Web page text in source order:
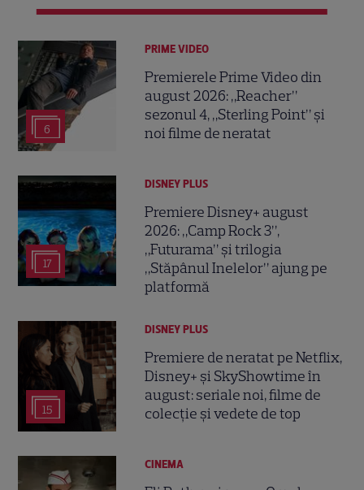
6
PRIME VIDEO
Premierele Prime Video din
august 2026: „Reacher”
sezonul 4, „Sterling Point” și
noi filme de neratat
17
DISNEY PLUS
Premiere Disney+ august
2026: „Camp Rock 3”,
„Futurama” și trilogia
„Stăpânul Inelelor” ajung pe
platformă
15
DISNEY PLUS
Premiere de neratat pe Netflix,
Disney+ și SkyShowtime în
august: seriale noi, filme de
colecție și vedete de top
CINEMA